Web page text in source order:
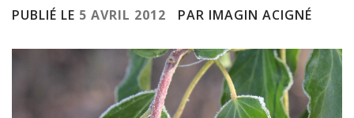
PUBLIÉ LE 5 AVRIL 2012 PAR IMAGIN ACIGNÉ